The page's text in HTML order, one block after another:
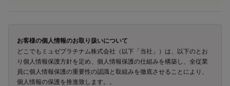
お客様の個人情報のお取り扱いについて
どこでもミュゼプラチナム株式会社（以下「当社」）は、以下のとお
り個人情報保護方針を定め、個人情報保護の仕組みを構築し、全従業
員に個人情報保護の重要性の認識と取組みを徹底させることにより、
個人情報の保護を推進致します。。